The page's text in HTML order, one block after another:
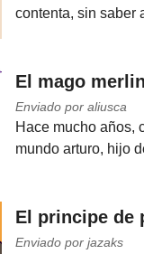
contenta, sin saber
El mago merlin
Enviado por aliusca
Hace mucho años,
mundo arturo, hijo
El principe de
Enviado por jazaks